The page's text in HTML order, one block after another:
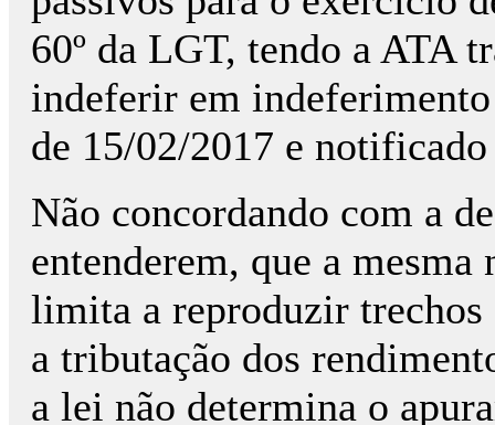
60º da LGT, tendo a ATA
indeferir em
de 15/02/2017 e notificado
Não concordando com a
entenderem, que a mesma
limita a reproduzir trechos
a tributação dos
a lei não determina o